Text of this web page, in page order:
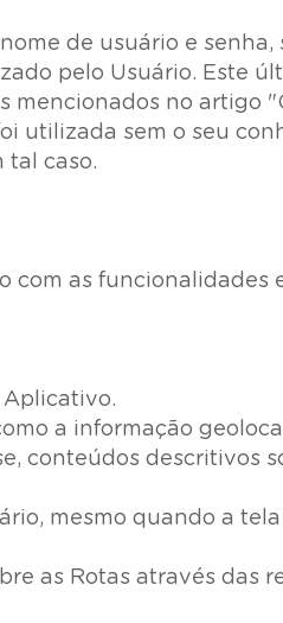
de usuário e
pelo Usuário. Este
mencionados no artigo
utilizada sem o seu
tal caso.
com as funcionalidades
Aplicativo.
a informação
conteúdos descritivos
mesmo quando a tela
as Rotas através das